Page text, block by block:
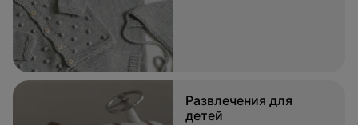
Развлечения для
детей